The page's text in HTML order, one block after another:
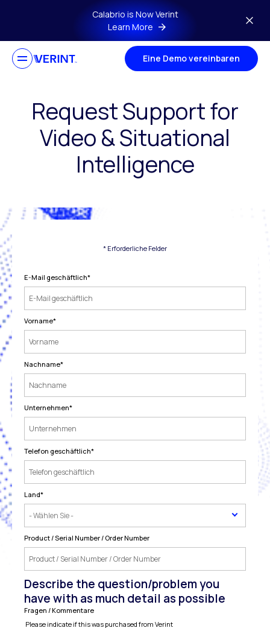
Skip to main contentCalabrio is Now Verint
Learn More
Eine Demo vereinbaren
Request Support for
Video & Situational
Intelligence
* Erforderliche Felder
E-Mail geschäftlich*
Vorname*
Nachname*
Unternehmen*
Telefon geschäftlich*
Land*
Product / Serial Number / Order Number
Describe the question/problem you
have with as much detail as possible
Fragen / Kommentare
Please indicate if this was purchased from Verint